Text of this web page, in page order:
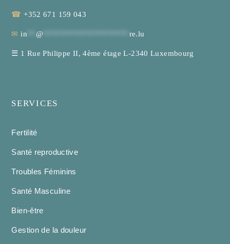
☎+352 671 159 043
✉in @ re.lu
☰ 1 Rue Philippe II, 4ème étage L-2340 Luxembourg
SERVICES
Fertilité
Santé reproductive
Troubles Féminins
Santé Masculine
Bien-être
Gestion de la douleur